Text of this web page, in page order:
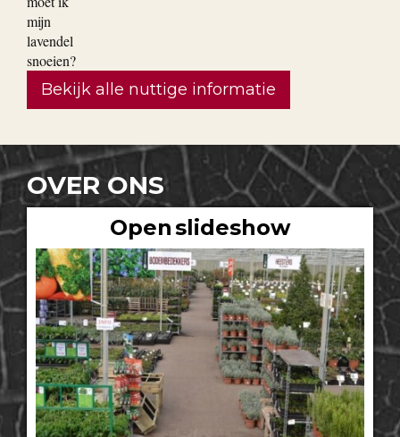
Bekijk alle nuttige informatie
OVER ONS
Open slideshow